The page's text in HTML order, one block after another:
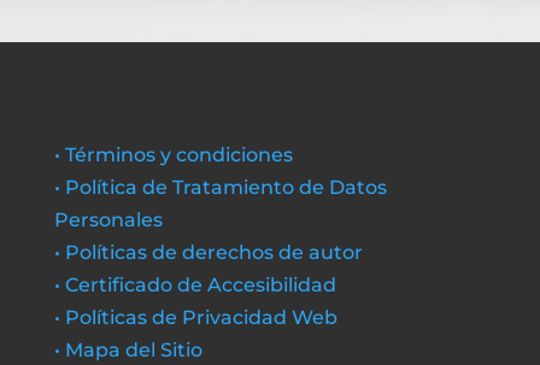
• Términos y condiciones
• Política de Tratamiento de Datos
Personales
• Políticas de derechos de autor
• Certificado de Accesibilidad
• Políticas de Privacidad Web
• Mapa del Sitio